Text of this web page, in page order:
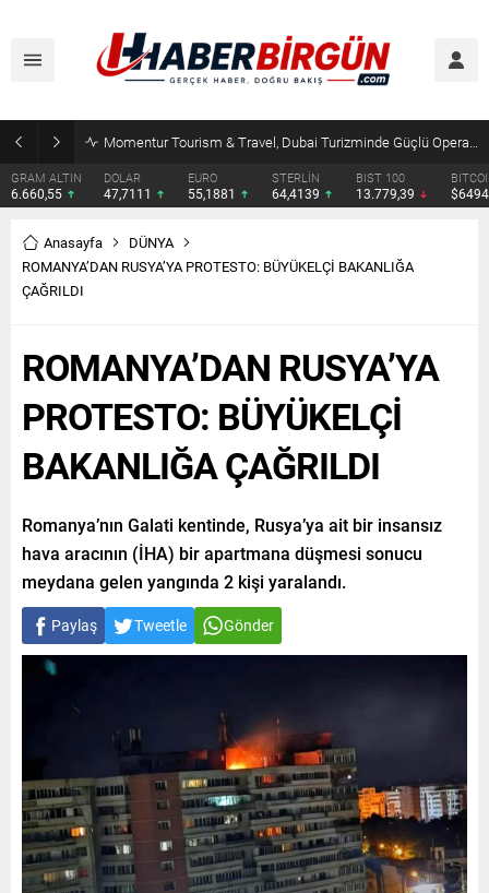
Momentur Tourism & Travel, Dubai Turizminde Güçlü Operasyon Ağıyla Fark Yaratıyor
DOLAR
47,7111
EURO
55,1881
STERLİN
64,4139
BIST 100
13.779,39
BITCOIN
$64949
Anasayfa
DÜNYA
ROMANYA’DAN RUSYA’YA PROTESTO: BÜYÜKELÇİ BAKANLIĞA
ÇAĞRILDI
ROMANYA’DAN RUSYA’YA
PROTESTO: BÜYÜKELÇİ
BAKANLIĞA ÇAĞRILDI
Romanya’nın Galati kentinde, Rusya’ya ait bir insansız
hava aracının (İHA) bir apartmana düşmesi sonucu
meydana gelen yangında 2 kişi yaralandı.
Paylaş Tweetle Gönder